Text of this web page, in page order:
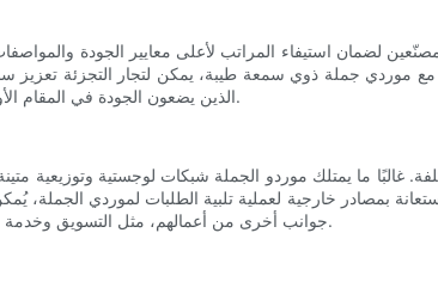
لضمان استيفاء المراتب لأعلى معايير الجودة
موردي جملة ذوي سمعة طيبة، يمكن لتجار التجزئة تعزيز
الذين يضعون الجودة في المقام الأول عند اتخاذ قرارات الشراء.
غالبًا ما يمتلك موردو الجملة شبكات لوجستية وتوزيعية
بمصادر خارجية لعملية تلبية الطلبات لموردي الجملة،
جوانب أخرى من أعمالهم، مثل التسويق وخدمة العملاء، لتعزيز النمو والنجاح.